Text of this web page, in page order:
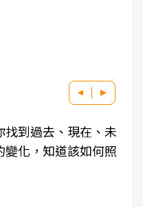
到過去、現在、未
化，知道該如何照